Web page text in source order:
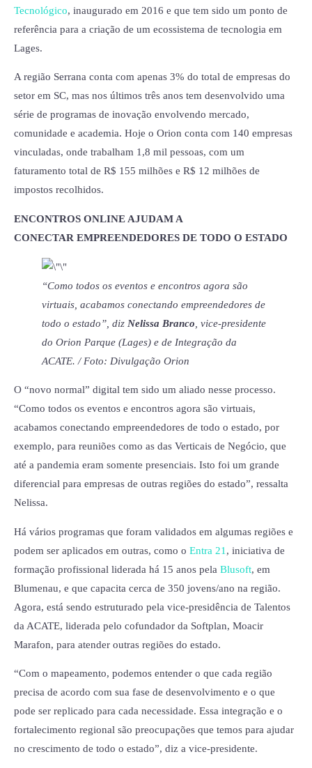
Tecnológico, inaugurado em 2016 e que tem sido um ponto de
referência para a criação de um ecossistema de tecnologia em
Lages.
A região Serrana conta com apenas 3% do total de empresas do
setor em SC, mas nos últimos três anos tem desenvolvido uma
série de programas de inovação envolvendo mercado,
comunidade e academia. Hoje o Orion conta com 140 empresas
vinculadas, onde trabalham 1,8 mil pessoas, com um
faturamento total de R$ 155 milhões e R$ 12 milhões de
impostos recolhidos.
ENCONTROS ONLINE AJUDAM A
CONECTAR EMPREENDEDORES DE TODO O ESTADO
“Como todos os eventos e encontros agora são
virtuais, acabamos conectando empreendedores de
todo o estado”, diz Nelissa Branco , vice-presidente
do Orion Parque (Lages) e de Integração da
ACATE. / Foto: Divulgação Orion
O “novo normal” digital tem sido um aliado nesse processo.
“Como todos os eventos e encontros agora são virtuais,
acabamos conectando empreendedores de todo o estado, por
exemplo, para reuniões como as das Verticais de Negócio, que
até a pandemia eram somente presenciais. Isto foi um grande
diferencial para empresas de outras regiões do estado”, ressalta
Nelissa.
Há vários programas que foram validados em algumas regiões e
podem ser aplicados em outras, como o Entra 21 , iniciativa de
formação profissional liderada há 15 anos pela Blusoft, em
Blumenau, e que capacita cerca de 350 jovens/ano na região.
Agora, está sendo estruturado pela vice-presidência de Talentos
da ACATE, liderada pelo cofundador da Softplan, Moacir
Marafon, para atender outras regiões do estado.
“Com o mapeamento, podemos entender o que cada região
precisa de acordo com sua fase de desenvolvimento e o que
pode ser replicado para cada necessidade. Essa integração e o
fortalecimento regional são preocupações que temos para ajudar
no crescimento de todo o estado”, diz a vice-presidente.